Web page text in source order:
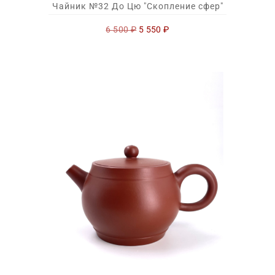
Чайник №32 До Цю "Скопление сфер"
6 500₽ Первоначальная
5 550₽Текущая